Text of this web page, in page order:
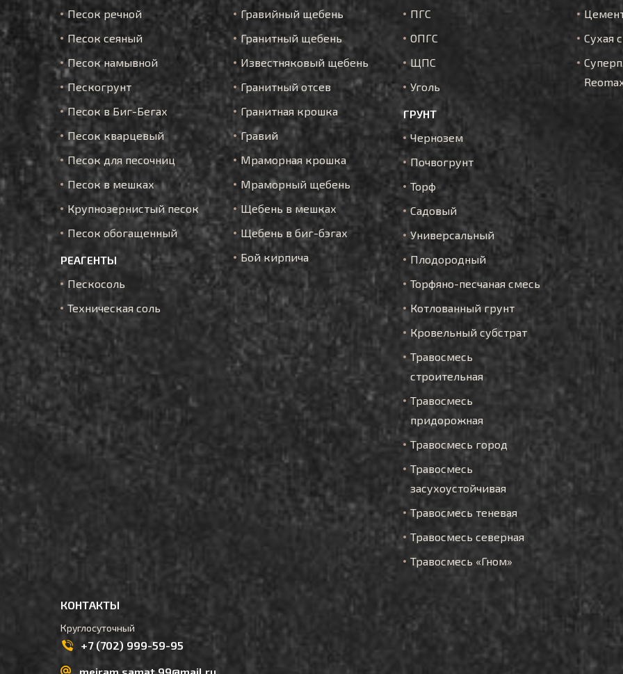
Песок речной
Песок сеяный
Песок намывной
Пескогрунт
Песок в Биг-Бегах
Песок кварцевый
Песок для песочниц
Песок в мешках
Крупнозернистый песок
Песок обогащенный
РЕАГЕНТЫ
Пескосоль
Техническая соль
Гравийный щебень
Гранитный щебень
Известняковый щебень
Гранитный отсев
Гранитная крошка
Гравий
Мраморная крошка
Мраморный щебень
Щебень в мешках
Щебень в биг-бэгах
Бой кирпича
ПГС
ОПГС
ЩПС
Уголь
ГРУНТ
Чернозем
Почвогрунт
Торф
Садовый
Универсальный
Плодородный
Торфяно-песчаная смесь
Котлованный грунт
Кровельный субстрат
Травосмесь
строительная
Травосмесь
придорожная
Травосмесь город
Травосмесь
засухоустойчивая
Травосмесь теневая
Травосмесь северная
Травосмесь «Гном»
Сухая
КОНТАКТЫ
Круглосуточный
+7 (702) 999-59-95